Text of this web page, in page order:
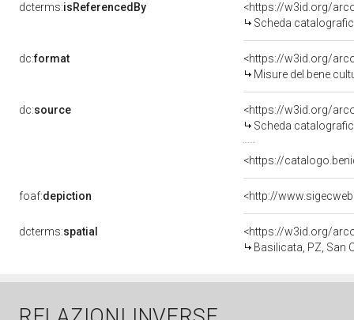
dcterms:isReferencedBy
<https://w3id.org/
Scheda
dc:format
<https://w3id.org/
Misure del bene
dc:source
<https://w3id.org/
Scheda
<https://
foaf:depiction <http://
dcterms:spatial
<https://w3id.org/
Basilicata, PZ, San